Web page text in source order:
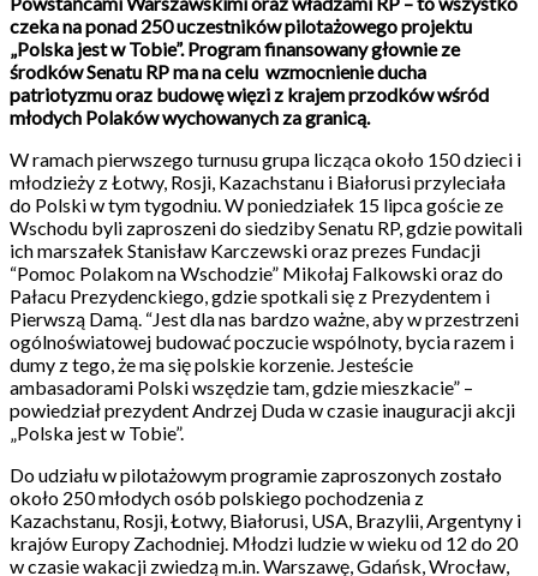
czeka na ponad 250 uczestników pilotażowego projektu
„Polska jest w Tobie”. Program finansowany głownie ze
środków Senatu RP ma na celu wzmocnienie ducha
patriotyzmu oraz budowę więzi z krajem przodków wśród
młodych Polaków wychowanych za granicą.
W ramach pierwszego turnusu grupa licząca około 150 dzieci i
młodzieży z Łotwy, Rosji, Kazachstanu i Białorusi przyleciała
do Polski w tym tygodniu. W poniedziałek 15 lipca goście ze
Wschodu byli zaproszeni do siedziby Senatu RP, gdzie powitali
ich marszałek Stanisław Karczewski oraz prezes Fundacji
“Pomoc Polakom na Wschodzie” Mikołaj Falkowski oraz do
Pałacu Prezydenckiego, gdzie spotkali się z Prezydentem i
Pierwszą Damą. “Jest dla nas bardzo ważne, aby w przestrzeni
ogólnoświatowej budować poczucie wspólnoty, bycia razem i
dumy z tego, że ma się polskie korzenie. Jesteście
ambasadorami Polski wszędzie tam, gdzie mieszkacie” –
powiedział prezydent Andrzej Duda w czasie inauguracji akcji
„Polska jest w Tobie”.
Do udziału w pilotażowym programie zaproszonych zostało
około 250 młodych osób polskiego pochodzenia z
Kazachstanu, Rosji, Łotwy, Białorusi, USA, Brazylii, Argentyny i
krajów Europy Zachodniej. Młodzi ludzie w wieku od 12 do 20
w czasie wakacji zwiedzą m.in. Warszawę, Gdańsk, Wrocław,